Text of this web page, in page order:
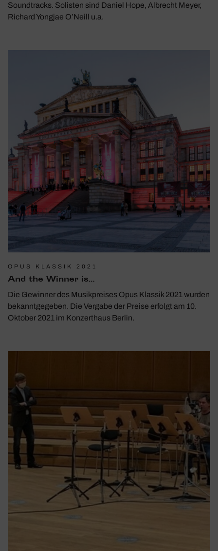
Soundtracks. Solisten sind Daniel Hope, Albrecht Meyer,
Richard Yongjae O’Neill u.a.
OPUS KLASSIK 2021
And the Winner is…
Die Gewinner des Musikpreises Opus Klassik 2021 wurden
bekanntgegeben. Die Vergabe der Preise erfolgt am 10.
Oktober 2021 im Konzerthaus Berlin.